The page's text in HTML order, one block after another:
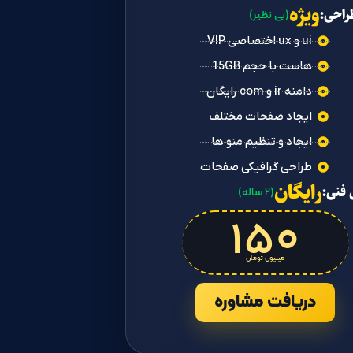
ویژه(بی نظیر)
ui و ux اختصاصی VIP
هاست با حجم 15GB
دامنه ir و com رایگان
ایجاد صفحات مختلف
ایجاد و تنظیم منو ها
طراحی گرافیکی صفحات
فنی:رایگان(۲ ساله)
۱۵۰
میلیون تومان
دریافت مشاوره